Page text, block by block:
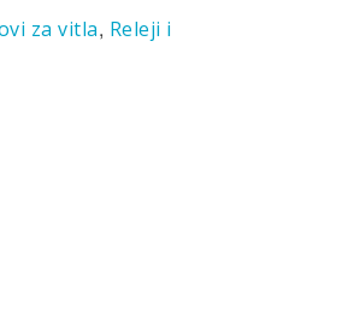
za vitla, Releji i